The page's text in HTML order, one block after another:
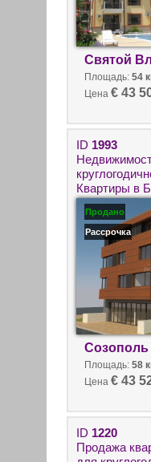
Святой
Площадь: 54
Цена € 43
ID 1993
Квартиры в
Созополь.
Продано
Рассрочка
Созополь
Площадь: 58
Цена € 43
ID 1220
Продажа